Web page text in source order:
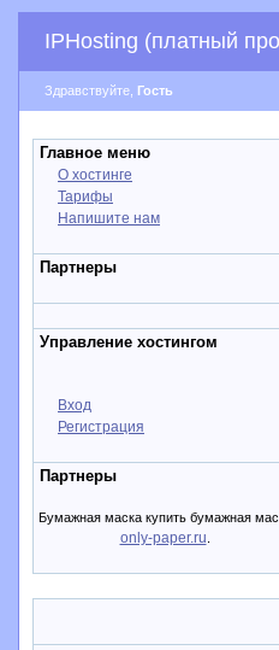
IPHosting (платный
Здравствуйте, Гость
Главное меню
О хостинге
Тарифы
Напишите нам
Партнеры
Управление хостингом
Вход
Регистрация
Партнеры
Бумажная маска купить бумажная
only-paper.ru